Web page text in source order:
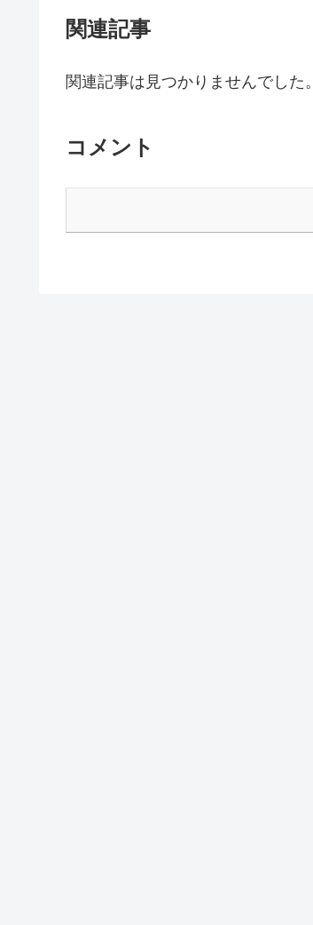
関連記事
関連記事は見つかりませんでした。
コメント